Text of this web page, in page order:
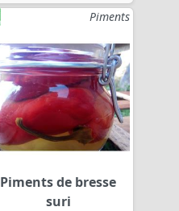
Piments
Piments de bresse
suri